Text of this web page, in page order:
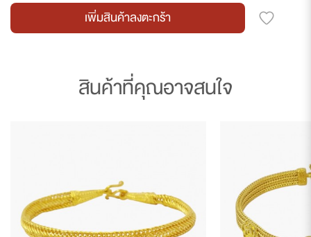
เพิ่มสินค้าลงตะกร้า
สินค้าที่คุณอาจสนใจ